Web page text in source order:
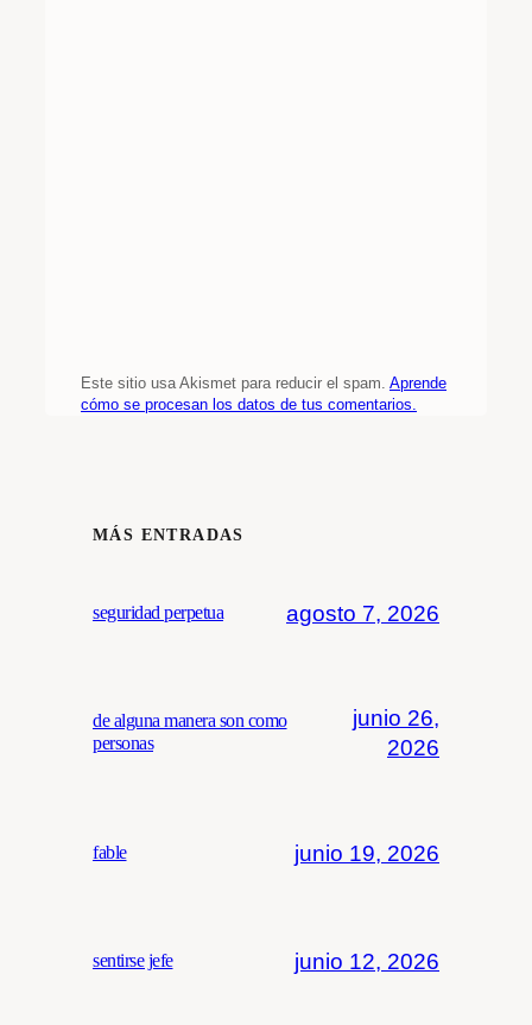
Este sitio usa Akismet para reducir el spam. Aprende
cómo se procesan los datos de tus comentarios.
MÁS ENTRADAS
seguridad perpetua agosto 7, 2026
de alguna manera son como
personas
junio 26,
2026
fable junio 19, 2026
sentirse jefe junio 12, 2026